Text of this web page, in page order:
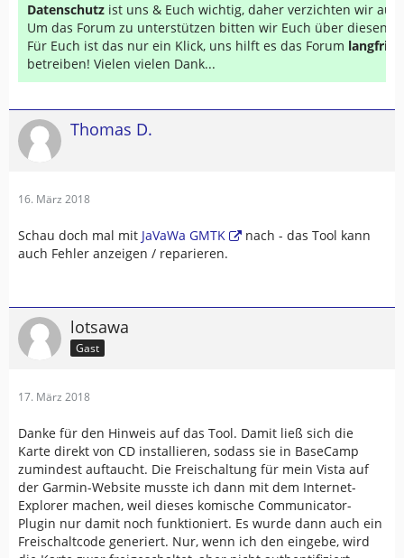
Datenschutz ist uns & Euch wichtig, daher verzichten wir auf
Um das Forum zu unterstützen bitten wir Euch über diesen
Für Euch ist das nur ein Klick, uns hilft es das Forum
betreiben! Vielen vielen Dank...
Thomas D.
16. März 2018
Schau doch mal mit JaVaWa GMTK
nach - das Tool kann
auch Fehler anzeigen / reparieren.
lotsawa
Gast
17. März 2018
Danke für den Hinweis auf das Tool. Damit ließ sich die
Karte direkt von CD installieren, sodass sie in BaseCamp
zumindest auftaucht. Die Freischaltung für mein Vista auf
der Garmin-Website musste ich dann mit dem Internet-
Explorer machen, weil dieses komische Communicator-
Plugin nur damit noch funktioniert. Es wurde dann auch ein
Freischaltcode generiert. Nur, wenn ich den eingebe, wird